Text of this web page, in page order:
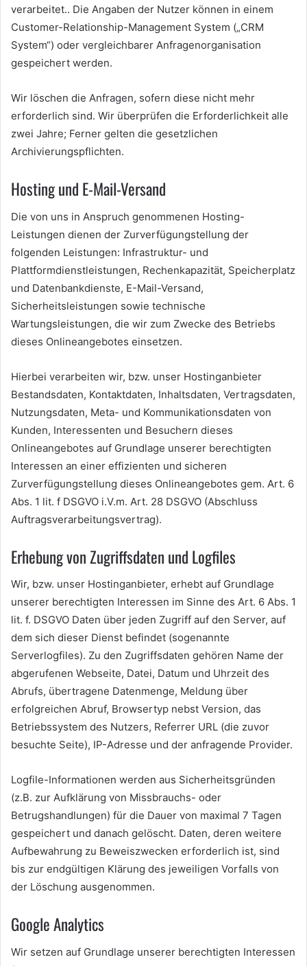
verarbeitet.. Die Angaben der Nutzer können in einem
Customer-Relationship-Management System („CRM
System“) oder vergleichbarer Anfragenorganisation
gespeichert werden.
Wir löschen die Anfragen, sofern diese nicht mehr
erforderlich sind. Wir überprüfen die Erforderlichkeit alle
zwei Jahre; Ferner gelten die gesetzlichen
Archivierungspflichten.
Hosting und E-Mail-Versand
Die von uns in Anspruch genommenen Hosting-
Leistungen dienen der Zurverfügungstellung der
folgenden Leistungen: Infrastruktur- und
Plattformdienstleistungen, Rechenkapazität, Speicherplatz
und Datenbankdienste, E-Mail-Versand,
Sicherheitsleistungen sowie technische
Wartungsleistungen, die wir zum Zwecke des Betriebs
dieses Onlineangebotes einsetzen.
Hierbei verarbeiten wir, bzw. unser Hostinganbieter
Bestandsdaten, Kontaktdaten, Inhaltsdaten, Vertragsdaten,
Nutzungsdaten, Meta- und Kommunikationsdaten von
Kunden, Interessenten und Besuchern dieses
Onlineangebotes auf Grundlage unserer berechtigten
Interessen an einer effizienten und sicheren
Zurverfügungstellung dieses Onlineangebotes gem. Art. 6
Abs. 1 lit. f DSGVO i.V.m. Art. 28 DSGVO (Abschluss
Auftragsverarbeitungsvertrag).
Erhebung von Zugriffsdaten und Logfiles
Wir, bzw. unser Hostinganbieter, erhebt auf Grundlage
unserer berechtigten Interessen im Sinne des Art. 6 Abs. 1
lit. f. DSGVO Daten über jeden Zugriff auf den Server, auf
dem sich dieser Dienst befindet (sogenannte
Serverlogfiles). Zu den Zugriffsdaten gehören Name der
abgerufenen Webseite, Datei, Datum und Uhrzeit des
Abrufs, übertragene Datenmenge, Meldung über
erfolgreichen Abruf, Browsertyp nebst Version, das
Betriebssystem des Nutzers, Referrer URL (die zuvor
besuchte Seite), IP-Adresse und der anfragende Provider.
Logfile-Informationen werden aus Sicherheitsgründen
(z.B. zur Aufklärung von Missbrauchs- oder
Betrugshandlungen) für die Dauer von maximal 7 Tagen
gespeichert und danach gelöscht. Daten, deren weitere
Aufbewahrung zu Beweiszwecken erforderlich ist, sind
bis zur endgültigen Klärung des jeweiligen Vorfalls von
der Löschung ausgenommen.
Google Analytics
Wir setzen auf Grundlage unserer berechtigten Interessen